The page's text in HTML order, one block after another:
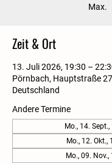
Max.
Zeit & Ort
13. Juli 2026, 19:30 –
Pörnbach, Hauptstraße
Deutschland
Andere Termine
Mo., 14.
Mo., 12. Okt.,
Mo., 09. Nov.,